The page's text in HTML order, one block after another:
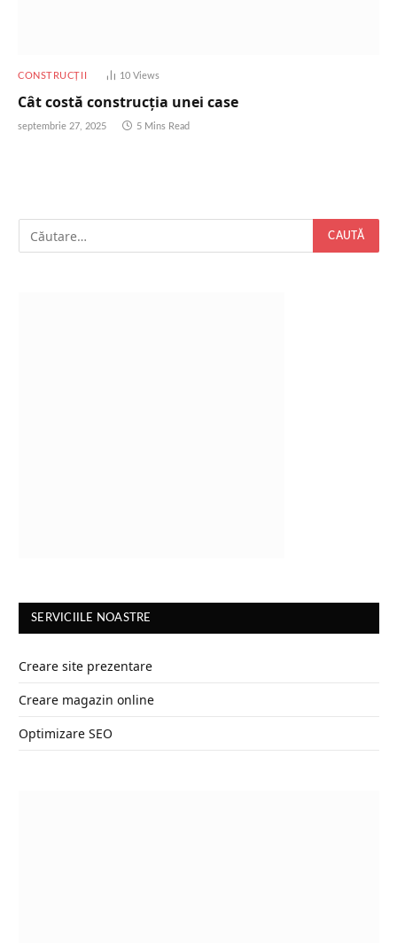
CONSTRUCȚII 10Views
Cât costă construcția unei case
septembrie 27, 2025 5 Mins Read
SERVICIILE NOASTRE
Creare site prezentare
Creare magazin online
Optimizare SEO